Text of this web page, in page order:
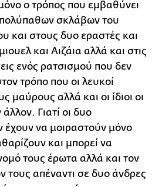
ο τρόπος που εμβαθύνει
σκλάβων του
και στους δυο εραστές και
και Αιζάια αλλά και στις
ενός ρατσισμού που δεν
τρόπο που οι λευκοί
μαύρους αλλά και οι ίδιοι οι
Γιατί οι δυο
έχουν να μοιραστούν μόνο
και μπορεί να
τους έρωτα αλλά και τον
τους απέναντι σε δυο άνδρες